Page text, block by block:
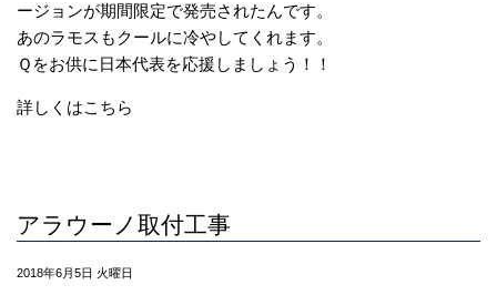
ージョンが期間限定で発売されたんです。
あのラモスもクールに冷やしてくれます。
Ｑをお供に日本代表を応援しましょう！！
詳しくはこちら
アラウーノ取付工事
2018年6月5日 火曜日